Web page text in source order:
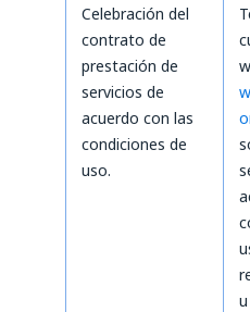
Celebración del
contrato de
prestación de
servicios de
acuerdo con las
condiciones de
uso.